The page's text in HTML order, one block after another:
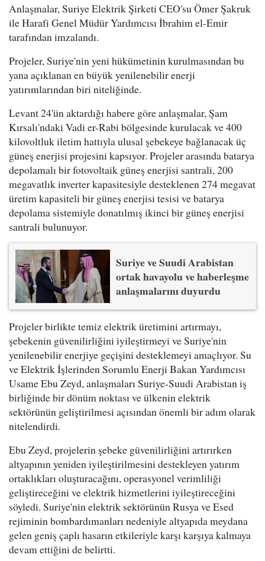
Anlaşmalar, Suriye Elektrik Şirketi CEO'su Ömer Şakruk
ile Harafi Genel Müdür Yardımcısı İbrahim el-Emir
tarafından imzalandı.
Projeler, Suriye'nin yeni hükümetinin kurulmasından bu
yana açıklanan en büyük yenilenebilir enerji
yatırımlarından biri niteliğinde.
Levant 24'ün aktardığı habere göre anlaşmalar, Şam
Kırsalı'ndaki Vadi er-Rabi bölgesinde kurulacak ve 400
kilovoltluk iletim hattıyla ulusal şebekeye bağlanacak üç
güneş enerjisi projesini kapsıyor. Projeler arasında batarya
depolamalı bir fotovoltaik güneş enerjisi santrali, 200
megavatlık inverter kapasitesiyle desteklenen 274 megavat
üretim kapasiteli bir güneş enerjisi tesisi ve batarya
depolama sistemiyle donatılmış ikinci bir güneş enerjisi
santrali bulunuyor.
Suriye ve Suudi Arabistan
ortak havayolu ve haberleşme
anlaşmalarını duyurdu
Projeler birlikte temiz elektrik üretimini artırmayı,
şebekenin güvenilirliğini iyileştirmeyi ve Suriye'nin
yenilenebilir enerjiye geçişini desteklemeyi amaçlıyor. Su
ve Elektrik İşlerinden Sorumlu Enerji Bakan Yardımcısı
Usame Ebu Zeyd, anlaşmaları Suriye-Suudi Arabistan iş
birliğinde bir dönüm noktası ve ülkenin elektrik
sektörünün geliştirilmesi açısından önemli bir adım olarak
nitelendirdi.
Ebu Zeyd, projelerin şebeke güvenilirliğini artırırken
altyapının yeniden iyileştirilmesini destekleyen yatırım
ortaklıkları oluşturacağını, operasyonel verimliliği
geliştireceğini ve elektrik hizmetlerini iyileştireceğini
söyledi. Suriye'nin elektrik sektörünün Rusya ve Esed
rejiminin bombardımanları nedeniyle altyapıda meydana
gelen geniş çaplı hasarın etkileriyle karşı karşıya kalmaya
devam ettiğini de belirtti.